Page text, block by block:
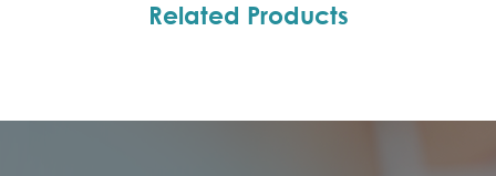
Related Products